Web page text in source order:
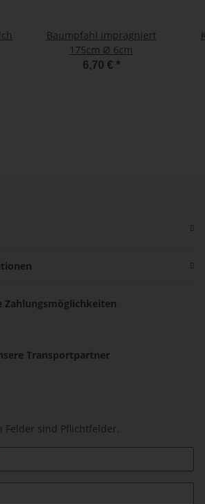
Baumpfahl imprägniert
175cm Ø 6cm
6,70 € *
Zahlungsmöglichkeiten
Transportpartner
Felder sind Pflichtfelder.